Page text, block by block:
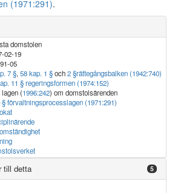
(1971:291).
domstolen
02-19
05
7 §, 58 kap. 1 §och2 §rättegångsbalken (1942:740)
11 § regeringsformen (1974:152)
lagen (1996:242) om domstolsärenden
§ förvaltningsprocesslagen (1971:291)
till detta 5